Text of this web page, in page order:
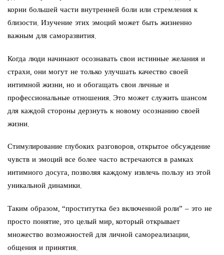
корни большей части внутренней боли или стремления к
близости. Изучение этих эмоций может быть жизненно
важным для саморазвития.
Когда люди начинают осознавать свои истинные желания и
страхи, они могут не только улучшать качество своей
интимной жизни, но и обогащать свои личные и
профессиональные отношения. Это может служить шансом
для каждой стороны дерзнуть к новому осознанию своей
жизни.
Стимулирование глубоких разговоров, открытое обсуждение
чувств и эмоций все более часто встречаются в рамках
интимного досуга, позволяя каждому извлечь пользу из этой
уникальной динамики.
Таким образом, “проститутка без включенной роли” – это не
просто понятие, это целый мир, который открывает
множество возможностей для личной самореализации,
общения и принятия.